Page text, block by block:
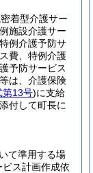
着型介護サー
施設介護サー
例介護予防サ
費、特例介護
予防サービス
は、介護保険
第13号)に支給
付して町長に
て準用する場
ス計画作成依